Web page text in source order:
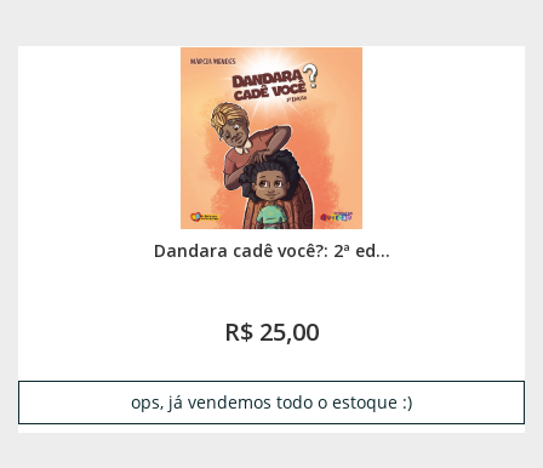
Dandara cadê você?: 2ª ed...
R$ 25,00
ops, já vendemos todo o estoque :)